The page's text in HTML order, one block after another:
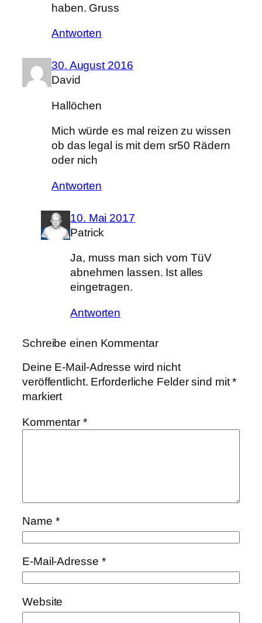
haben. Gruss
Antworten
30. August 2016
David
Hallöchen
Mich würde es mal reizen zu wissen
ob das legal is mit dem sr50 Rädern
oder nich
Antworten
10. Mai 2017
Patrick
Ja, muss man sich vom TüV
abnehmen lassen. Ist alles
eingetragen.
Antworten
Schreibe einen Kommentar
Deine E-Mail-Adresse wird nicht
veröffentlicht. Erforderliche Felder sind mit*
markiert
Kommentar*
Name *
E-Mail-Adresse *
Website